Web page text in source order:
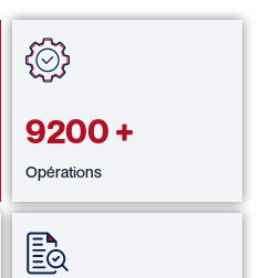
9200+
Opérations